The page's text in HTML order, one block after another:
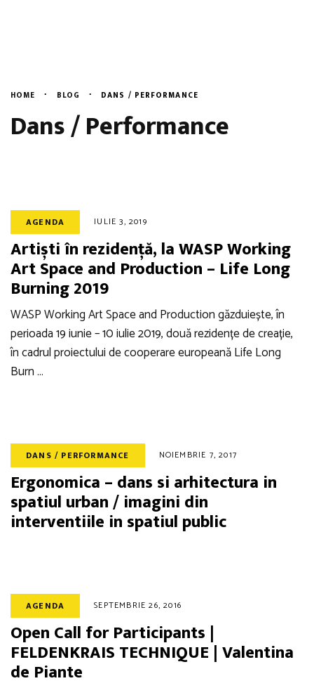
Despre Noi
Contact
HOME BLOG DANS / PERFORMANCE
Dans / Performance
AGENDA IULIE 3, 2019
Artiști în rezidență, la WASP Working
Art Space and Production – Life Long
Burning 2019
WASP Working Art Space and Production găzduiește, în
perioada 19 iunie – 10 iulie 2019, două rezidențe de creație,
în cadrul proiectului de cooperare europeană Life Long
Burn …
DANS / PERFORMANCE NOIEMBRIE 7, 2017
Ergonomica – dans si arhitectura in
spatiul urban / imagini din
interventiile in spatiul public
AGENDA SEPTEMBRIE 26, 2016
Open Call for Participants |
FELDENKRAIS TECHNIQUE | Valentina
de Piante